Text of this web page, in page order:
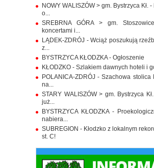
NOWY WALISZÓW > gm. Bystrzyca Kł.
o...
SREBRNA GÓRA > gm.
koncertami i...
LĄDEK-ZDRÓJ - Wciąż poszukują
z...
BYSTRZYCA KŁODZKA - Ogłoszenie
KŁODZKO - Szlakiem dawnych hoteli i
POLANICA-ZDRÓJ - Szachowa stolica
na...
STARY WALISZÓW > gm. Bystrzyca
już...
BYSTRZYCA KŁODZKA -
nabiera...
SUBREGION - Kłodzko z lokalnym
st. C!